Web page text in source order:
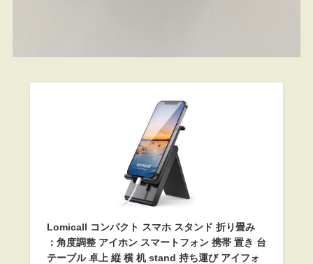
Lomicall コンパクト スマホ スタンド 折り畳み
：角度調整 アイホン スマートフォン 携帯 置き 台
テーブル 卓上 縦 横 机 stand 持ち運び アイフォ